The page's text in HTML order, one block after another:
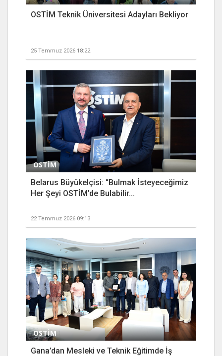
OSTİM Teknik Üniversitesi Adayları Bekliyor
25 Temmuz 2026 18:22
OSTİM
Belarus Büyükelçisi: “Bulmak İsteyeceğimiz
Her Şeyi OSTİM’de Bulabilir...
22 Temmuz 2026 09:13
OSTİM
Gana’dan Mesleki ve Teknik Eğitimde İş